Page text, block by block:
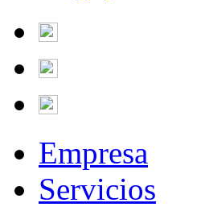
Empresa
Servicios